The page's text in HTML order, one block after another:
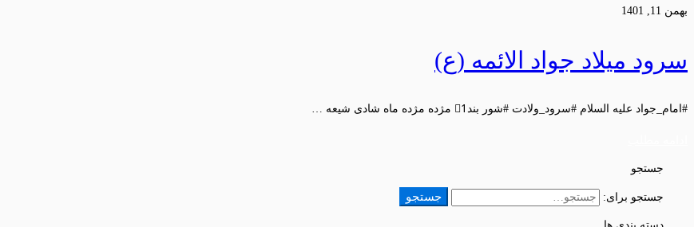
بهمن 11, 1401
سرود میلاد جواد الائمه (ع)
#امام_جواد علیه السلام #سرود_ولادت #شور بند1⃣ مژده مژده ماه شادی شیعه …
جستجو
جستجو برای: جستجو